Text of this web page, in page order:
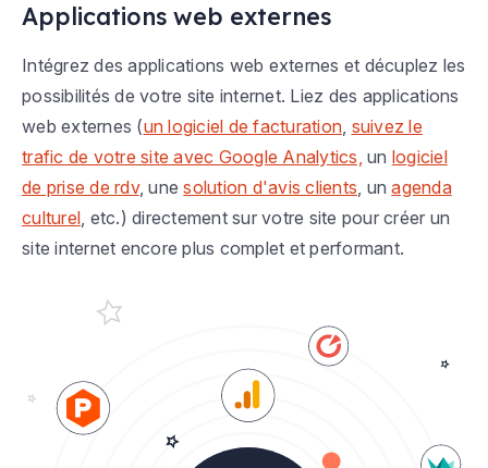
Applications web externes
Intégrez des applications web externes et décuplez les
possibilités de votre site internet. Liez des applications
web externes (un logiciel de facturation, suivez le
trafic de votre site avec Google Analytics, un logiciel
de prise de rdv, unesolution d'avis clients, unagenda
culturel, etc.) directement sur votre site pour créer un
site internet encore plus complet et performant.